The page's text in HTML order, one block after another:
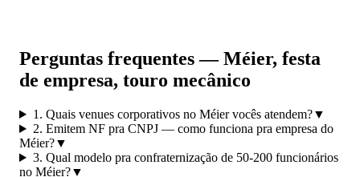
Perguntas frequentes — Méier, festa
de empresa, touro mecânico
1. Quais venues corporativos no Méier vocês atendem?▼
2. Emitem NF pra CNPJ — como funciona pra empresa do
Méier?▼
3. Qual modelo pra confraternização de 50-200 funcionários
no Méier?▼